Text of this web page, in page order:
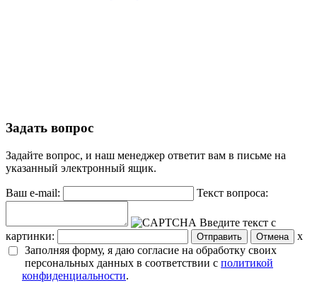
Задать вопрос
Задайте вопрос, и наш менеджер ответит вам в письме на
указанный электронный ящик.
Ваш e-mail: Текст вопроса:
Введите текст с
картинки:
Заполняя форму, я даю согласие на обработку своих
персональных данных в соответствии с политикой
конфиденциальности.
x